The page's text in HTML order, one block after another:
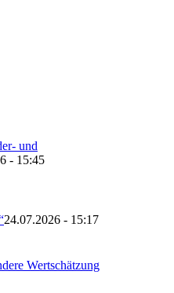
und
- 15:45
24.07.2026 - 15:17
Wertschätzung